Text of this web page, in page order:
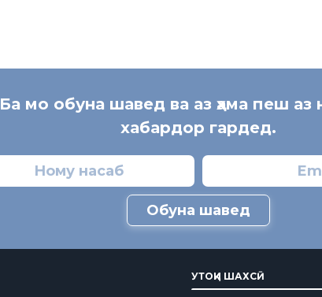
Ба мо обуна шавед ва аз ҳама пеш аз
хабардор гардед.
Обуна шавед
УТОҚИ ШАХСӢ